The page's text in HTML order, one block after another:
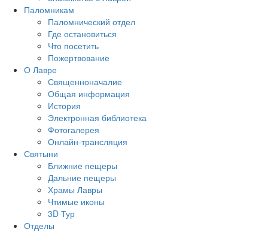
Паломникам
Паломнический отдел
Где остановиться
Что посетить
Пожертвование
О Лавре
Священноначалие
Общая информация
История
Электронная библиотека
Фотогалерея
Онлайн-трансляция
Святыни
Ближние пещеры
Дальние пещеры
Храмы Лавры
Чтимые иконы
3D Тур
Отделы